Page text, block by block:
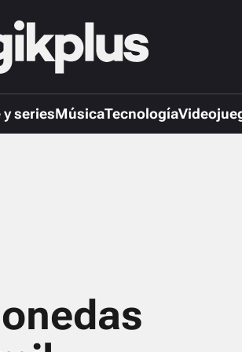
y seriesMúsicaTecnología